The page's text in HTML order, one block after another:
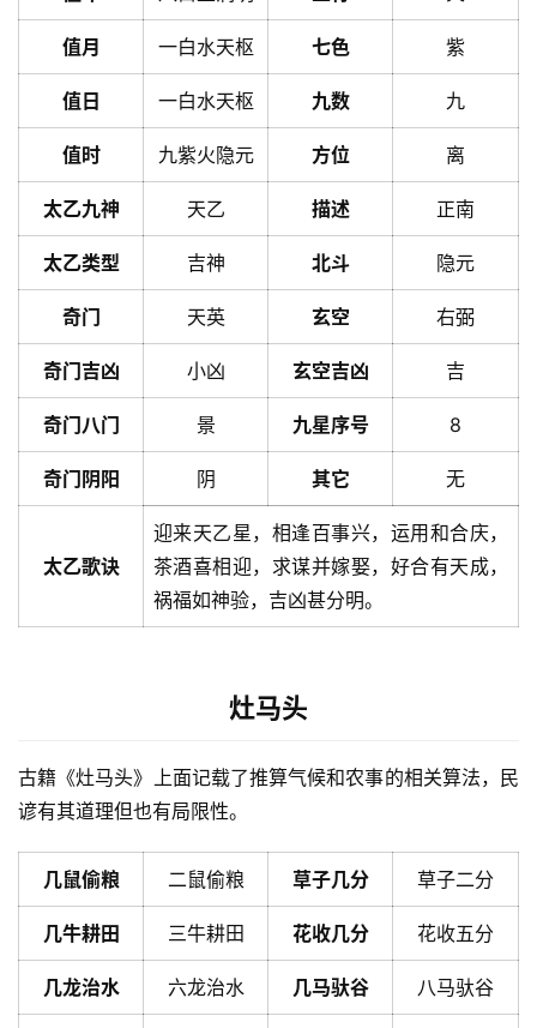
值月 一白水天枢 七色 紫
值日 一白水天枢 九数 九
值时 九紫火隐元 方位 离
太乙九神 天乙 描述 正南
太乙类型 吉神 北斗 隐元
奇门 天英 玄空 右弼
奇门吉凶 小凶 玄空吉凶 吉
奇门八门 景 九星序号 8
奇门阴阳 阴 其它 无
太乙歌诀
迎来天乙星，相逢百事兴，运用和合庆，
茶酒喜相迎，求谋并嫁娶，好合有天成，
祸福如神验，吉凶甚分明。
灶马头
古籍《灶马头》上面记载了推算气候和农事的相关算法，民
谚有其道理但也有局限性。
几鼠偷粮 二鼠偷粮 草子几分 草子二分
几牛耕田 三牛耕田 花收几分 花收五分
几龙治水 六龙治水 几马驮谷 八马驮谷